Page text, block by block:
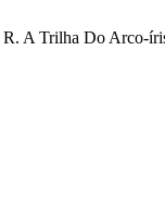
A Trilha Do Arco-